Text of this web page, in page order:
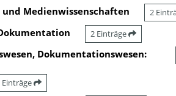
Medienwissenschaften
2
2 Einträge
Dokumentationswesen:
Einträge